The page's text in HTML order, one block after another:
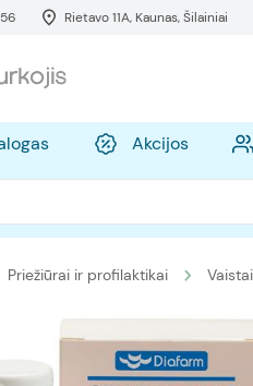
Rietavo 11A, Kaunas, Šilainiai
Akcijos
Priežiūrai ir profilaktikai